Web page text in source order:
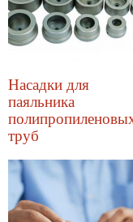
Насадки для
паяльника
труб